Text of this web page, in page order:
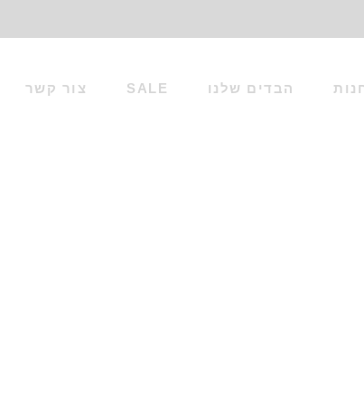
הבדים שלנו SALE צור קשר